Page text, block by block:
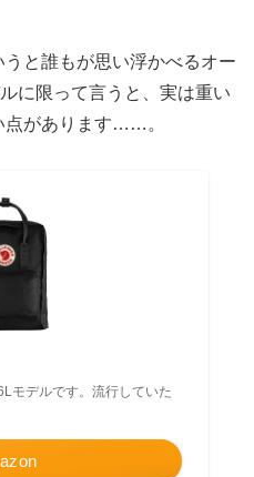
と誰もが思い浮かべるオー
に限って言うと、実は重い
点があります……。
モデルです。流行していた